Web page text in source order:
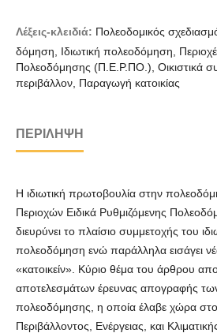
Λέξεις-κλειδιά: Πολεοδομικός
δόμηση, Ιδιωτική πολεοδόμηση,
Πολεοδόμησης (Π.Ε.Ρ.ΠΟ.), Οικιστικά
περιβάλλον, Παραγωγή κατοικίας
ΠΕΡΊΛΗΨΗ
Η ιδιωτική πρωτοβουλία στην
Περιοχών Ειδικά Ρυθμιζόμενης
διευρύνει το πλαίσιο συμμετοχής του
πολεοδόμηση ενώ παράλληλα εισάγει
«κατοικείν». Κύριο θέμα του άρθρου
αποτελεσμάτων έρευνας απογραφής των
πολεοδόμησης, η οποία έλαβε χώρα
Περιβάλλοντος, Ενέργειας, και